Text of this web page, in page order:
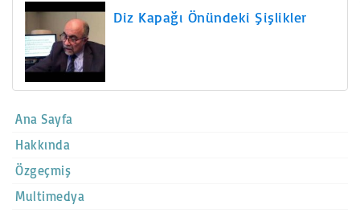
Diz Kapağı Önündeki Şişlikler
Ana Sayfa
Hakkında
Özgeçmiş
Multimedya